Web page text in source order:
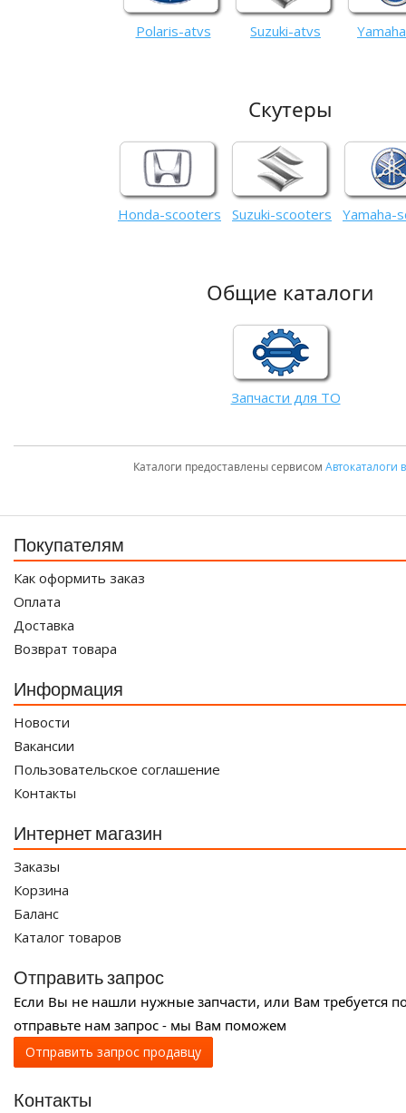
Polaris-atvs Suzuki-atvs
Скутеры
Honda-scooters Suzuki-scooters Yamaha-
Общие каталоги
Запчасти для ТО
Каталоги предоставлены сервисом Автокаталоги
Покупателям
Как оформить заказ
Оплата
Доставка
Возврат товара
Информация
Новости
Вакансии
Пользовательское соглашение
Контакты
Интернет магазин
Заказы
Корзина
Баланс
Каталог товаров
Отправить запрос
Если Вы не нашли нужные запчасти, или Вам требуется
отправьте нам запрос - мы Вам поможем
Отправить запрос продавцу
Контакты